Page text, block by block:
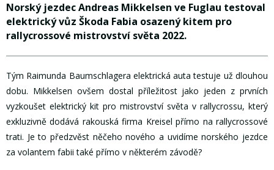
Norský jezdec Andreas Mikkelsen ve Fuglau testoval
elektrický vůz Škoda Fabia osazený kitem pro
rallycrossové mistrovství světa 2022.
Tým Raimunda Baumschlagera elektrická auta testuje už dlouhou
dobu. Mikkelsen ovšem dostal příležitost jako jeden z prvních
vyzkoušet elektrický kit pro mistrovství světa v rallycrossu, který
exkluzivně dodává rakouská firma Kreisel přímo na rallycrossové
trati. Je to předzvěst něčeho nového a uvidíme norského jezdce
za volantem fabii také přímo v některém závodě?